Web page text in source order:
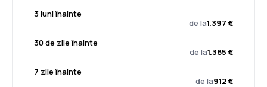
3 luni înainte
de la1.397 €
30 de zile înainte
de la1.385 €
7 zile înainte
de la912 €